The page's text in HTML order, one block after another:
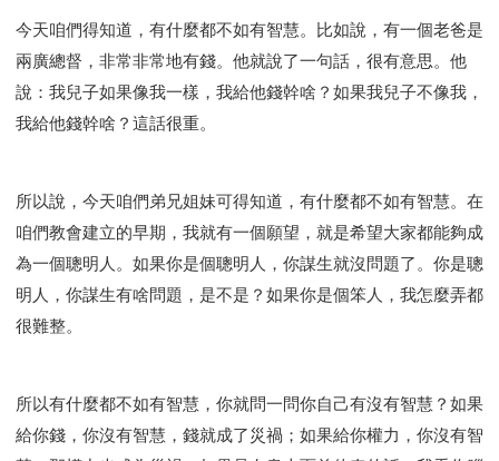
神蹟系列
愚蠢系列 戰勝撒旦系列
耶和華是引導我的牧羊人。
謹慎系列
開心地活著
001B課程 - 解開迷思課程
308課程 - 牧養理論基礎培訓
Y132課程 - 職業策劃
研習會01 - 如何讀聖經
研習會01 - 得著命定成為祝福
研習會01 - 教會的牧養
今天咱們得知道，有什麼都不如有智慧。比如說，有一個老爸是
兩廣總督，非常非常地有錢。他就說了一句話，很有意思。他
說：我兒子如果像我一樣，我給他錢幹啥？如果我兒子不像我，
我給他錢幹啥？這話很重。
所以說，今天咱們弟兄姐妹可得知道，有什麼都不如有智慧。在
咱們教會建立的早期，我就有一個願望，就是希望大家都能夠成
為一個聰明人。如果你是個聰明人，你謀生就沒問題了。你是聰
明人，你謀生有啥問題，是不是？如果你是個笨人，我怎麼弄都
很難整。
所以有什麼都不如有智慧，你就問一問你自己有沒有智慧？如果
給你錢，你沒有智慧，錢就成了災禍；如果給你權力，你沒有智